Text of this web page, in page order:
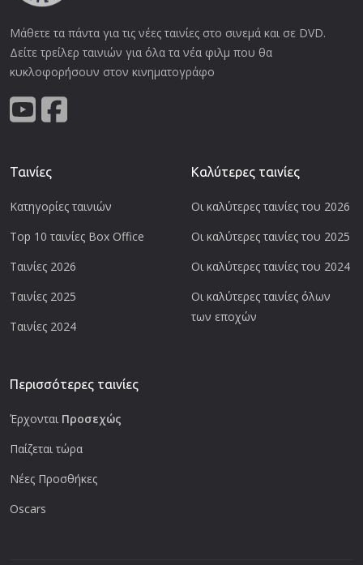
Μάθετε τα πάντα για τις νέες ταινίες στο σινεμά και σε DVD.
Δείτε τρείλερ ταινιών για όλα τα νέα φιλμ που θα
κυκλοφορήσουν στον κινηματογράφο
Ταινίες
Κατηγορίες ταινιών
Top 10 ταινίες Box Office
Ταινίες 2026
Ταινίες 2025
Ταινίες 2024
Καλύτερες ταινίες
Οι καλύτερες ταινίες του 2026
Οι καλύτερες ταινίες του 2025
Οι καλύτερες ταινίες του 2024
Οι καλύτερες ταινίες όλων
των εποχών
Περισσότερες ταινίες
Έρχονται Προσεχώς
Παίζεται τώρα
Νέες Προσθήκες
Oscars